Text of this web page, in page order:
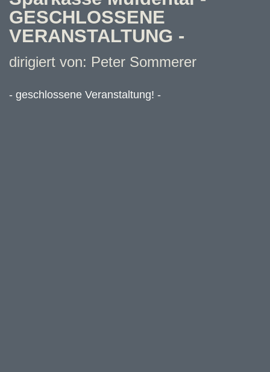
GESCHLOSSENE
VERANSTALTUNG -
dirigiert von: Peter Sommerer
- geschlossene Veranstaltung! -